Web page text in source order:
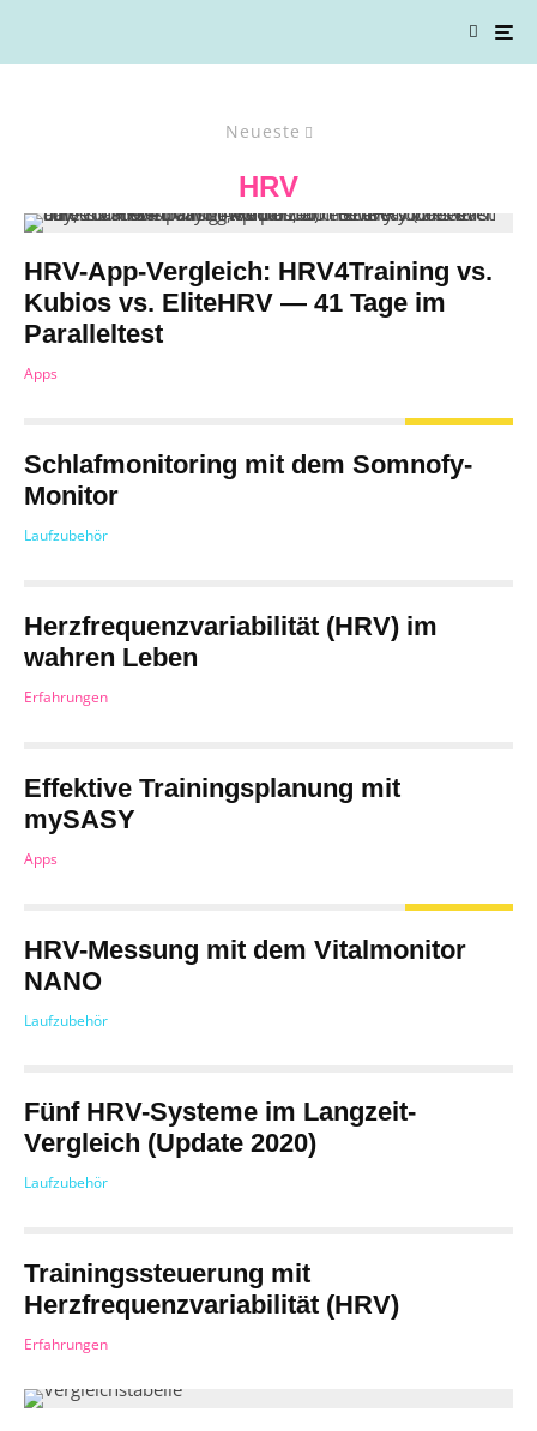
Neueste
HRV
HRV-App-Vergleich: HRV4Training vs.
Kubios vs. EliteHRV — 41 Tage im
Paralleltest
Apps
Schlafmonitoring mit dem Somnofy-
Monitor
Laufzubehör
Herzfrequenzvariabilität (HRV) im
wahren Leben
Erfahrungen
Effektive Trainingsplanung mit
mySASY
Apps
HRV-Messung mit dem Vitalmonitor
NANO
Laufzubehör
Fünf HRV-Systeme im Langzeit-
Vergleich (Update 2020)
Laufzubehör
Trainingssteuerung mit
Herzfrequenzvariabilität (HRV)
Erfahrungen